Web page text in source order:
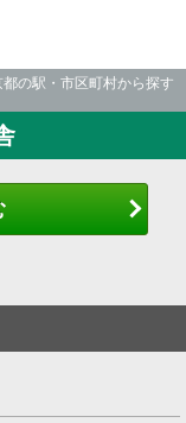
都の駅・市区町村から探す